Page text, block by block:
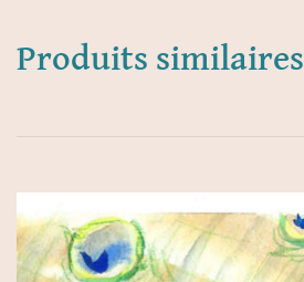
Produits similaires